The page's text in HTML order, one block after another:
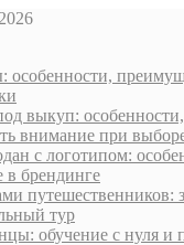
особенности,
выкуп:
внимание при
с логотипом:
в брендинге
путешественников:
тур
обучение с нуля и